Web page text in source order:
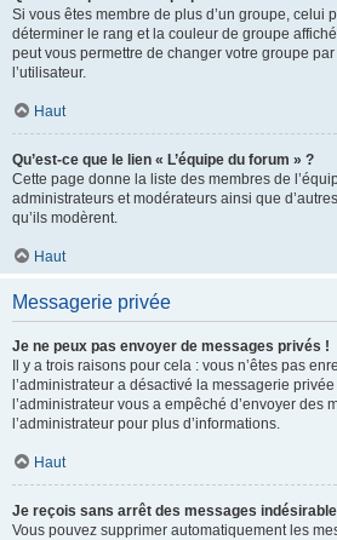
Si vous êtes membre de plus d’un groupe, celui
déterminer le rang et la couleur de groupe
peut vous permettre de changer votre groupe
l’utilisateur.
Haut
Qu’est-ce que le lien « L’équipe du forum » ?
Cette page donne la liste des membres de
administrateurs et modérateurs ainsi que
qu’ils modèrent.
Haut
Messagerie privée
Je ne peux pas envoyer de messages privés !
Il y a trois raisons pour cela : vous n’êtes pas
l’administrateur a désactivé la messagerie
l’administrateur vous a empêché d’envoyer des
l’administrateur pour plus d’informations.
Haut
Je reçois sans arrêt des messages
Vous pouvez supprimer automatiquement les